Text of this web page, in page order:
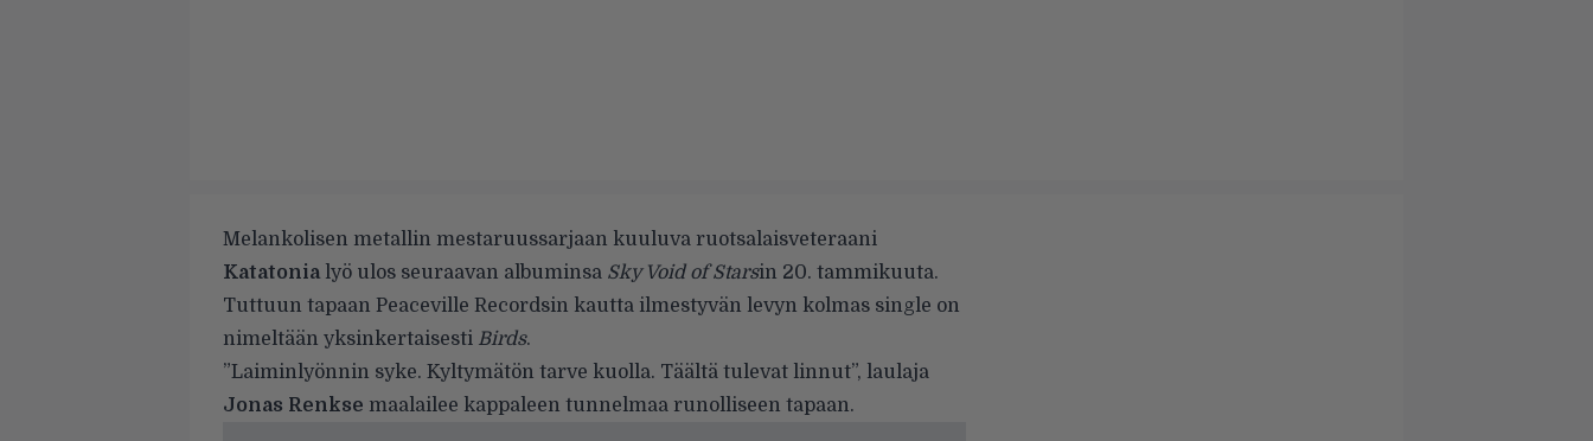
Melankolisen metallin mestaruussarjaan kuuluva ruotsalaisveteraani
Katatonialyö ulos seuraavan albuminsa Sky Void of Starsin 20. tammikuuta.
Tuttuun tapaan Peaceville Recordsin kautta ilmestyvän levyn kolmas single on
nimeltään yksinkertaisesti Birds.
”Laiminlyönnin syke. Kyltymätön tarve kuolla. Täältä tulevat linnut”, laulaja
Jonas Renkse maalailee kappaleen tunnelmaa runolliseen tapaan.